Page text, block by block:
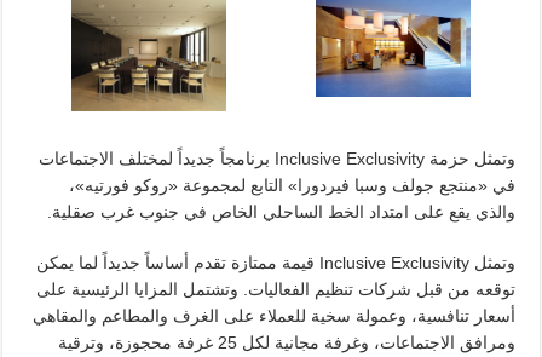
وتمثل حزمة Inclusive Exclusivity برنامجاً جديداً لمختلف الاجتماعات
في «منتجع جولف وسبا فيردورا» التابع لمجموعة «روكو فورتيه»،
والذي يقع على امتداد الخط الساحلي الخاص في جنوب غرب صقلية.
وتمثل Inclusive Exclusivity قيمة ممتازة تقدم أساساً جديداً لما يمكن
توقعه من قبل شركات تنظيم الفعاليات. وتشتمل المزايا الرئيسية على
أسعار تنافسية، وعمولة سخية للعملاء على الغرف والمطاعم والمقاهي
ومرافق الاجتماعات، وغرفة مجانية لكل 25 غرفة محجوزة، وترقية